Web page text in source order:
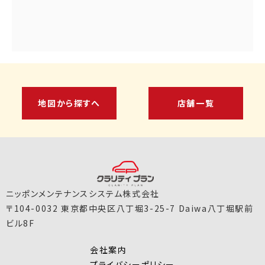
地図から探すへ 店舗一覧
ニッポンメンテナンスシステム株式会社
〒104-0032 東京都中央区八丁堀3-25-7 Daiwa八丁堀駅前
ビル8F
会社案内